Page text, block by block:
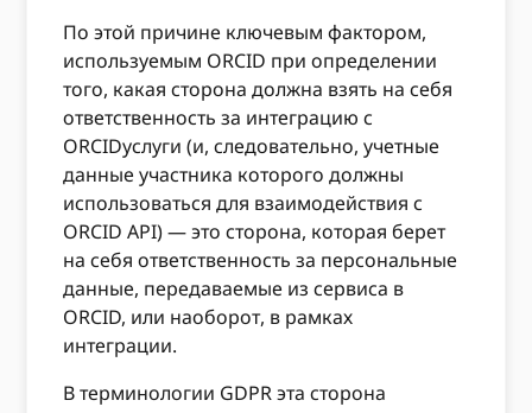
По этой причине ключевым фактором,
используемым ORCID при определении
того, какая сторона должна взять на себя
ответственность за интеграцию с
ORCIDуслуги (и, следовательно, учетные
данные участника которого должны
использоваться для взаимодействия с
ORCID API) — это сторона, которая берет
на себя ответственность за персональные
данные, передаваемые из сервиса в
ORCID, или наоборот, в рамках
интеграции.
В терминологии GDPR эта сторона